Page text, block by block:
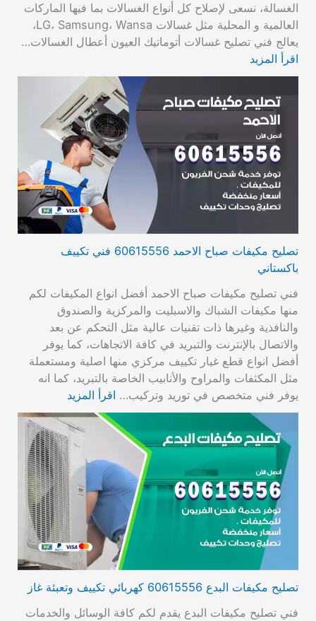
الغسالة، نسعى لإصلاح كل أنواع الغسالات بما فيها الماركات
العالمية و المحلية مثل غسالات LG، Samsung، Wansa،
يعالج فني تصليح غسالات أتوماتيك العيون أعطال الغسالات…
اقرأ المزيد
تصليح مكيفات صباح الاحمد 60615556 فني تكييف
باكستاني
فني تصليح مكيفات صباح الاحمد أفضل انواع المكيفات لكم
منها مكيفات الشباك والاسبليت والمركزية والصندوق
والنافذية وغيرها ذات تقنيات عالية مثل التحكم عن بعد
والاتصال بالإنترنت والتبريد في كافة الاتجاهات، كما يوفر
أفضل انواع قطع غيار تكييف مركزي منها اصلية ومستعملة
مثل المكثفات والمراوح والأنابيب الخاصة بالتبريد، كما انه
يوفر فني متخصص في توريد وتركيب… اقرأ المزيد
تصليح مكيفات البدع 60615556 كهربائي تكييف وتعبئة غاز
فني تصليح مكيفات البدع يقدم لكم كافة الوسائل والخدمات